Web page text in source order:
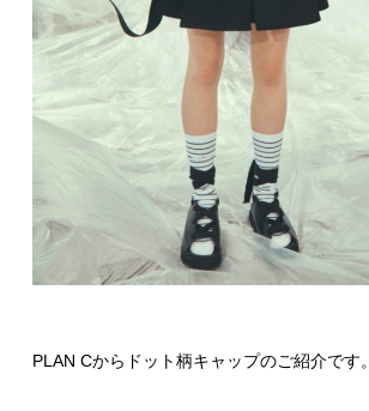
PLAN Cからドット柄キャップのご紹介です。